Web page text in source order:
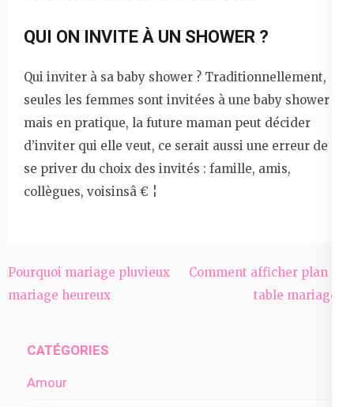
QUI ON INVITE À UN SHOWER ?
Qui inviter à sa baby shower ? Traditionnellement,
seules les femmes sont invitées à une baby shower
mais en pratique, la future maman peut décider
d’inviter qui elle veut, ce serait aussi une erreur de
se priver du choix des invités : famille, amis,
collègues, voisinsâ € ¦
Navigation
de
Pourquoi mariage pluvieux
mariage heureux
Comment afficher plan de
table mariage ?
CATÉGORIES
Amour